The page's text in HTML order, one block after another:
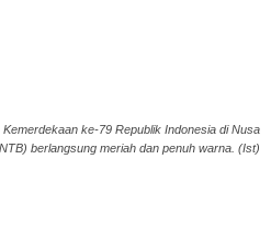
ke-79 Republik Indonesia di Nusa
berlangsung meriah dan penuh warna. (Ist)